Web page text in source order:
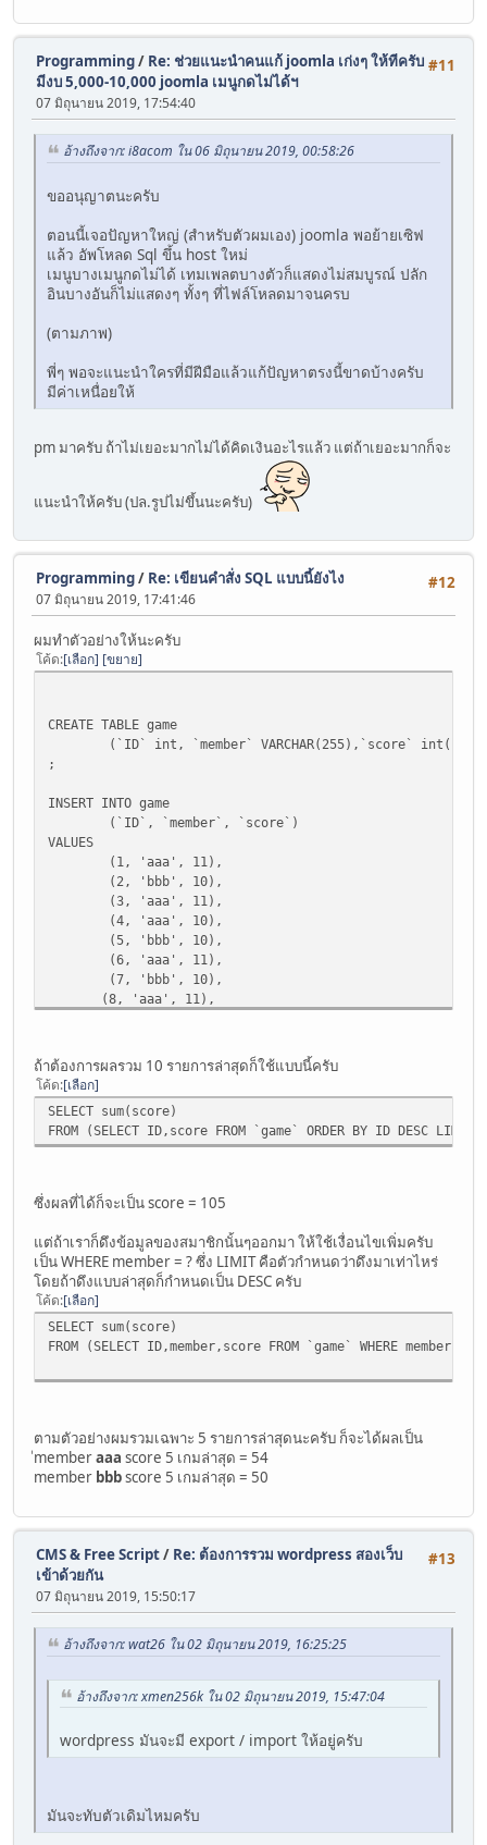
#11
Programming/ Re: ช่วยแนะนำคนแก้ joomla เก่งๆ ให้ทีครับ
มีงบ 5,000-10,000 joomla เมนูกดไม่ได้ฯ
07 มิถุนายน 2019, 17:54:40
อ้างถึงจาก: i8acom ใน 06 มิถุนายน 2019, 00:58:26
ขออนุญาตนะครับ
ตอนนี้เจอปัญหาใหญ่ (สำหรับตัวผมเอง) joomla พอย้ายเซิฟ
แล้ว อัพโหลด Sql ขึ้น host ใหม่
เมนูบางเมนูกดไม่ได้ เทมเพลตบางตัวก็แสดงไม่สมบูรณ์ ปลัก
อินบางอันก็ไม่แสดงๆ ทั้งๆ ที่ไฟล์โหลดมาจนครบ
(ตามภาพ)
พี่ๆ พอจะแนะนำใครที่มีฝีมือแล้วแก้ปัญหาตรงนี้ขาดบ้างครับ
มีค่าเหนื่อยให้
pm มาครับ ถ้าไม่เยอะมากไม่ได้คิดเงินอะไรแล้ว แต่ถ้าเยอะมากก็จะ
แนะนำให้ครับ (ปล.รูปไม่ขึ้นนะครับ)
#12
Programming/ Re: เขียนคำสั่ง SQL แบบนี้ยังไง
07 มิถุนายน 2019, 17:41:46
ผมทำตัวอย่างให้นะครับ
โค้ด เลือก ขยาย
CREATE TABLE game
(`ID` int, `member` VARCHAR(255),`score` int(11))
;
INSERT INTO game
(`ID`, `member`, `score`)
VALUES
(1, 'aaa', 11),
(2, 'bbb', 10),
(3, 'aaa', 11),
(4, 'aaa', 10),
(5, 'bbb', 10),
(6, 'aaa', 11),
(7, 'bbb', 10),
(8, 'aaa', 11),
(11, 'aaa', 11),
(13, 'aaa', 11),
(14, 'bbb', 10),
(15, 'aaa', 10)
ถ้าต้องการผลรวม 10 รายการล่าสุดก็ใช้แบบนี้ครับ
โค้ด เลือก
SELECT sum(score)
FROM (SELECT ID,score FROM `game` ORDER BY ID DESC
ซึ่งผลที่ได้ก็จะเป็น score = 105
แต่ถ้าเราก็ดึงข้อมูลของสมาชิกนั้นๆออกมา ให้ใช้เงื่อนไขเพิ่มครับ
เป็น WHERE member = ? ซึ่ง LIMIT คือตัวกำหนดว่าดึงมาเท่าไหร่
โดยถ้าดึงแบบล่าสุดก็กำหนดเป็น DESC ครับ
โค้ด เลือก
SELECT sum(score)
FROM (SELECT ID,member,score FROM `game` WHERE member
ตามตัวอย่างผมรวมเฉพาะ 5 รายการล่าสุดนะครับ ก็จะได้ผลเป็น
ีmemberaaa score 5 เกมล่าสุด = 54
member bbbscore 5 เกมล่าสุด = 50
#13
CMS & Free Script/ Re: ต้องการรวม wordpress สองเว็บ
เข้าด้วยกัน
07 มิถุนายน 2019, 15:50:17
อ้างถึงจาก: wat26 ใน 02 มิถุนายน 2019, 16:25:25
อ้างถึงจาก: xmen256k ใน 02 มิถุนายน 2019, 15:47:04
wordpress มันจะมี export / import ให้อยู่ครับ
มันจะทับตัวเดิมไหมครับ